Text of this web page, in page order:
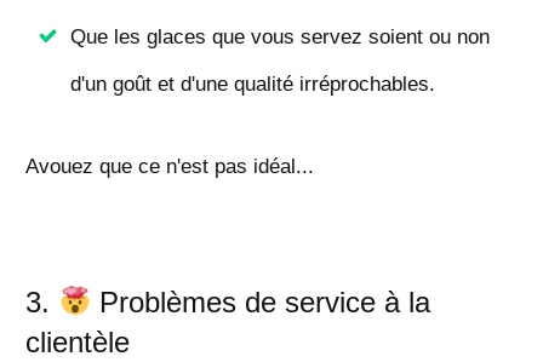
Que les glaces que vous servez soient ou non
d'un goût et d'une qualité irréprochables.
Avouez que ce n'est pas idéal...
3.
Problèmes de service à la
clientèle